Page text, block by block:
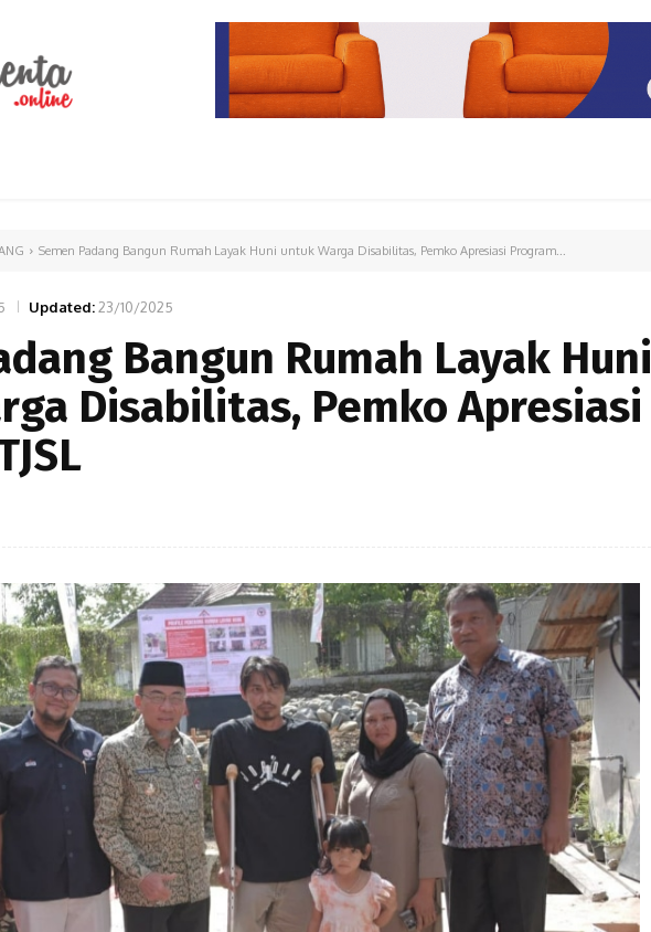
Semen Padang Bangun Rumah Layak Huni untuk Warga Disabilitas, Pemko Apresiasi Program...
Updated:23/10/2025
Bangun Rumah Layak Huni
Disabilitas, Pemko Apresiasi